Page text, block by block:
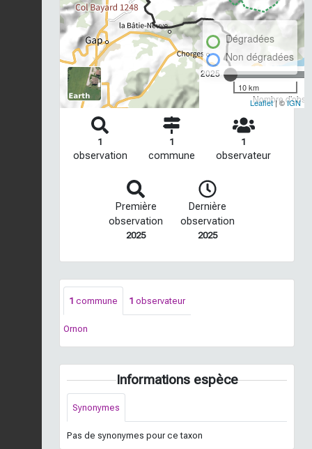
2025
Nombre
Dégradées
Non dégradées
10 km
Leaflet| ©IGN
1
observation
1
commune
1
observateur
Première
observation
2025
Dernière
observation
2025
1 commune 1 observateur
Ornon
Informations espèce
Synonymes
Pas de synonymes pour ce taxon